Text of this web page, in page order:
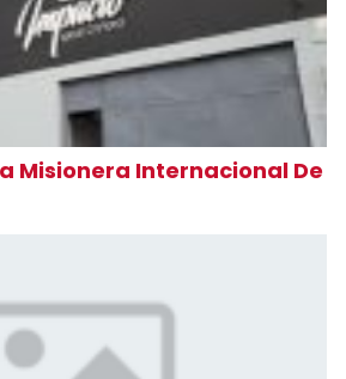
Misionera Internacional De